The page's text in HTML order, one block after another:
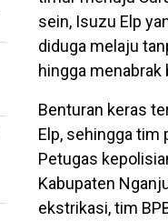
sein, Isuzu Elp
diduga melaju
hingga menabrak
Benturan keras
Elp, sehingga tim
Petugas
Kabupaten
ekstrikasi, tim